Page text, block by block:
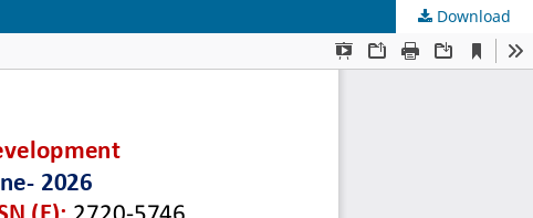
Download